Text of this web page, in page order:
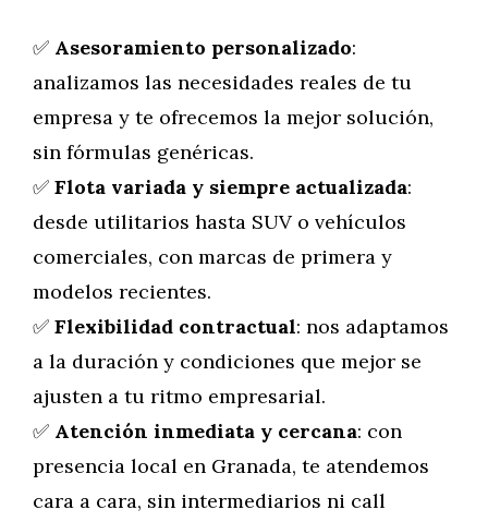
✅ Asesoramiento personalizado:
analizamos las necesidades reales de tu
empresa y te ofrecemos la mejor solución,
sin fórmulas genéricas.
✅ Flota variada y siempre actualizada:
desde utilitarios hasta SUV o vehículos
comerciales, con marcas de primera y
modelos recientes.
✅ Flexibilidad contractual: nos adaptamos
a la duración y condiciones que mejor se
ajusten a tu ritmo empresarial.
✅ Atención inmediata y cercana: con
presencia local en Granada, te atendemos
cara a cara, sin intermediarios ni call